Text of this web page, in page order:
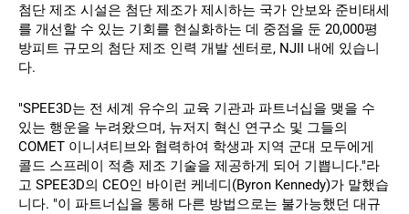
첨단 제조 시설은 첨단 제조가 제시하는 국가 안보와 준비태세
를 개선할 수 있는 기회를 현실화하는 데 중점을 둔 20,000평
방피트 규모의 첨단 제조 인력 개발 센터로, NJII 내에 있습니
다.
"SPEE3D는 전 세계 유수의 교육 기관과 파트너십을 맺을 수
있는 행운을 누려왔으며, 뉴저지 혁신 연구소 및 그들의
COMET 이니셔티브와 협력하여 학생과 지역 군대 모두에게
콜드 스프레이 적층 제조 기술을 제공하게 되어 기쁩니다."라
고 SPEE3D의 CEO인 바이런 케네디(Byron Kennedy)가 말했습
니다. "이 파트너십을 통해 다른 방법으로는 불가능했던 대규